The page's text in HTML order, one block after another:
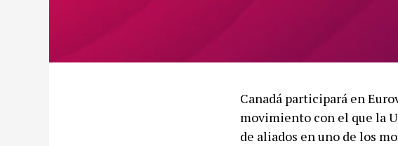
Canadá participará en
movimiento con el que la
de aliados en uno de los